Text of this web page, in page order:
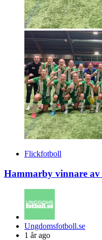
Flickfotboll
Hammarby vinnare
Posted
by
Ungdomsfotboll.se
1 år ago